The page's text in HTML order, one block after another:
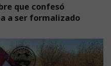
que confesó
a ser formalizado